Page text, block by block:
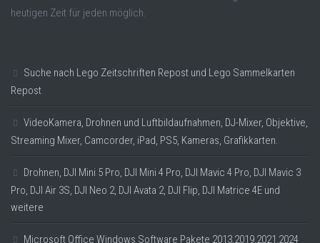
heutigen Zeit für jeden möglich.
Suche nach Lego Zeitschriften Repost und Lego Sammelkarten
Repost
VideoKamera, Drohnen und Luftbildaufnahmen, DJ-Mixer, Objektive,
Streaming Mixer, Camcorder, iPad, PS5, Kameras, Grafikkarten.
Drohnen, DJI Mini 5 Pro, DJI Mini 4 Pro, DJI Mavic 4 Pro, DJI Mavic 3
Pro, DJI Air 3S, DJI Neo 2, DJI Avata 2, DJI Flip, DJI Matrice 4E und
weitere
Microsoft Office Windows Software Pakete 2013,2019,2021,2024